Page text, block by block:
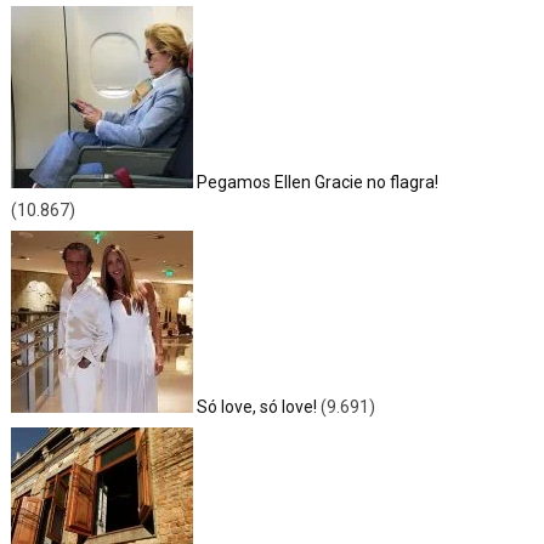
Pegamos Ellen Gracie no flagra!
(10.867)
Só love, só love! (9.691)